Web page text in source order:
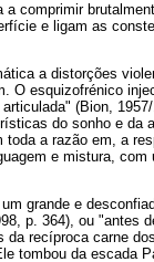
comprimir
e ligam as
a distorções
O esquizofrénico
(Bion,
do sonho e da
a razão em, a
e mistura,
grande e
p. 364), ou "antes
recíproca carne
tombou da escada